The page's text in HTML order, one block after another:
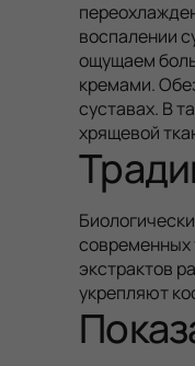
воспалении
ощущаем
кремами.
суставах. В
хрящевой
современных
экстрактов
укрепляют